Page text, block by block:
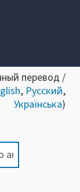
перевод /
, Русский,
Українська)